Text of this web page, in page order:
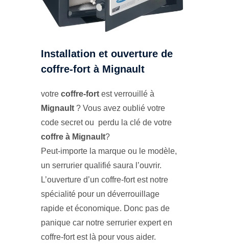
Installation et ouverture de
coffre-fort à Mignault
votre coffre-fort est verrouillé à
Mignault ? Vous avez oublié votre
code secret ou perdu la clé de votre
coffre à Mignault?
Peut-importe la marque ou le modèle,
un serrurier qualifié saura l’ouvrir.
L’ouverture d’un coffre-fort est notre
spécialité pour un déverrouillage
rapide et économique. Donc pas de
panique car notre serrurier expert en
coffre-fort est là pour vous aider.